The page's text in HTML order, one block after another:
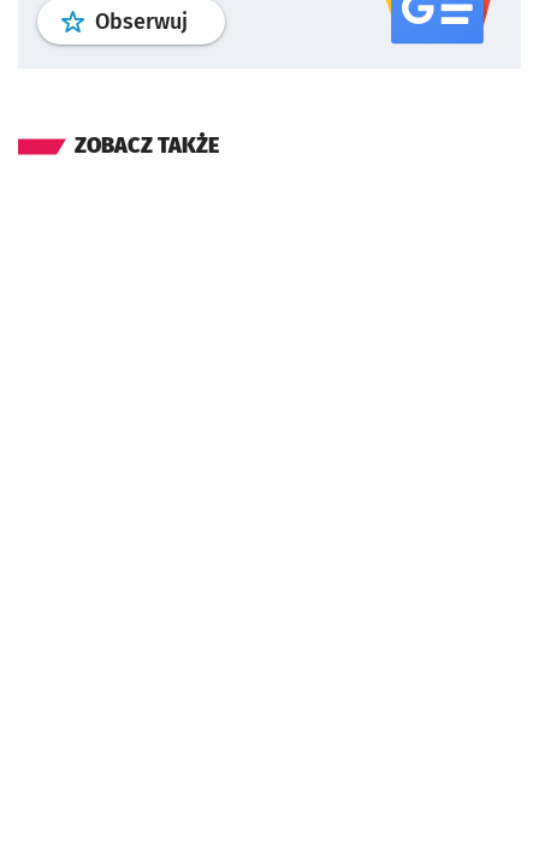
Obserwuj profil serwisu
ZOBACZ TAKŻE